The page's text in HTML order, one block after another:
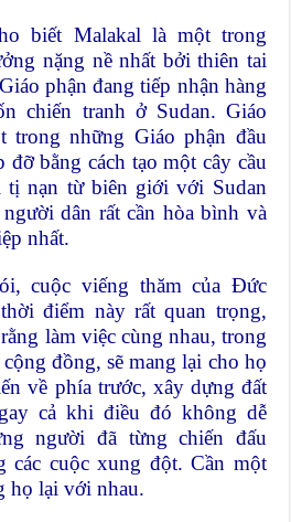
biết Malakal là một trong
nặng nề nhất bởi thiên tai
phận đang tiếp nhận hàng
chiến tranh ở Sudan. Giáo
trong những Giáo phận đầu
đỡ bằng cách tạo một cây cầu
tị nạn từ biên giới với Sudan
dân rất cần hòa bình và
nhất.
cuộc viếng thăm của Đức
điểm này rất quan trọng,
làm việc cùng nhau, trong
đồng, sẽ mang lại cho họ
về phía trước, xây dựng đất
cả khi điều đó không dễ
người đã từng chiến đấu
các cuộc xung đột. Cần một
họ lại với nhau.